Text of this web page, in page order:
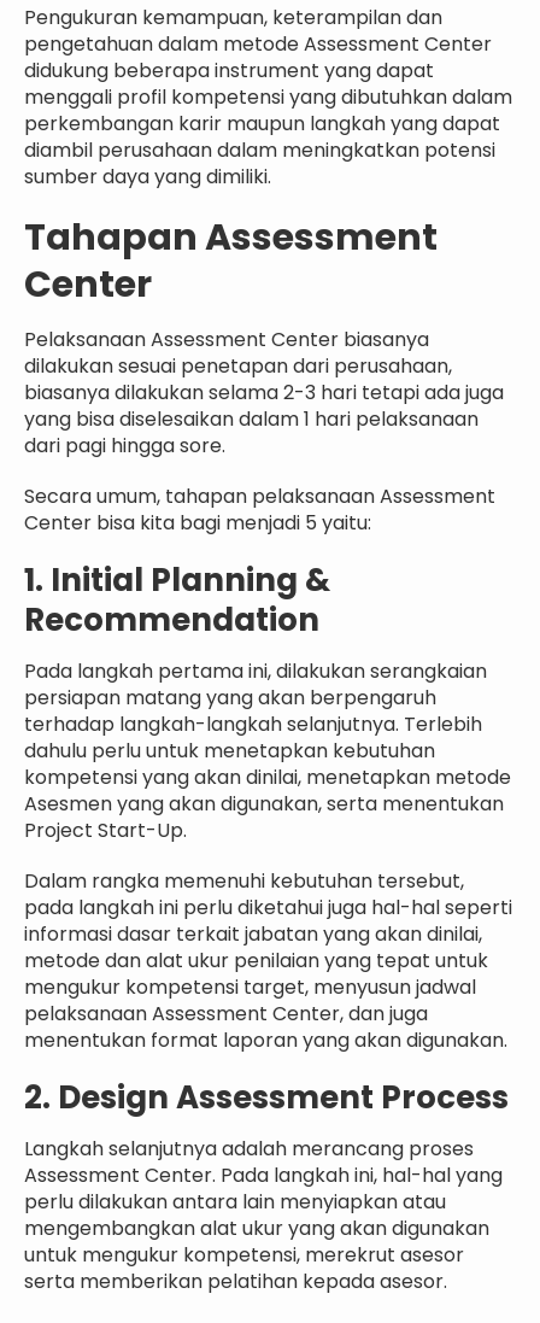
Pengukuran kemampuan, keterampilan dan
pengetahuan dalam metode Assessment Center
didukung beberapa instrument yang dapat
menggali profil kompetensi yang dibutuhkan dalam
perkembangan karir maupun langkah yang dapat
diambil perusahaan dalam meningkatkan potensi
sumber daya yang dimiliki.
Tahapan Assessment
Center
Pelaksanaan Assessment Center biasanya
dilakukan sesuai penetapan dari perusahaan,
biasanya dilakukan selama 2-3 hari tetapi ada juga
yang bisa diselesaikan dalam 1 hari pelaksanaan
dari pagi hingga sore.
Secara umum, tahapan pelaksanaan Assessment
Center bisa kita bagi menjadi 5 yaitu:
1. Initial Planning &
Recommendation
Pada langkah pertama ini, dilakukan serangkaian
persiapan matang yang akan berpengaruh
terhadap langkah-langkah selanjutnya. Terlebih
dahulu perlu untuk menetapkan kebutuhan
kompetensi yang akan dinilai, menetapkan metode
Asesmen yang akan digunakan, serta menentukan
Project Start-Up.
Dalam rangka memenuhi kebutuhan tersebut,
pada langkah ini perlu diketahui juga hal-hal seperti
informasi dasar terkait jabatan yang akan dinilai,
metode dan alat ukur penilaian yang tepat untuk
mengukur kompetensi target, menyusun jadwal
pelaksanaan Assessment Center, dan juga
menentukan format laporan yang akan digunakan.
2. Design Assessment Process
Langkah selanjutnya adalah merancang proses
Assessment Center. Pada langkah ini, hal-hal yang
perlu dilakukan antara lain menyiapkan atau
mengembangkan alat ukur yang akan digunakan
untuk mengukur kompetensi, merekrut asesor
serta memberikan pelatihan kepada asesor.